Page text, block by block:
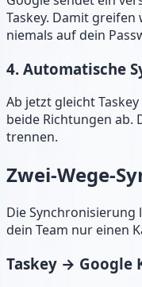
Taskey. Damit
niemals auf dein
4. Automatische
Ab jetzt gleicht
beide Richtungen ab.
trennen.
Zwei-Wege-
Die
dein Team nur einen
Taskey → Google